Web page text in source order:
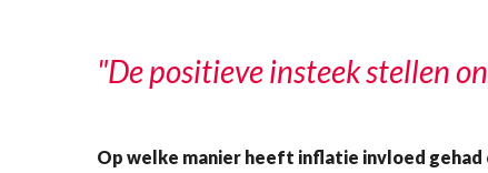
"De positieve insteek stellen
Op welke manier heeft inflatie invloed